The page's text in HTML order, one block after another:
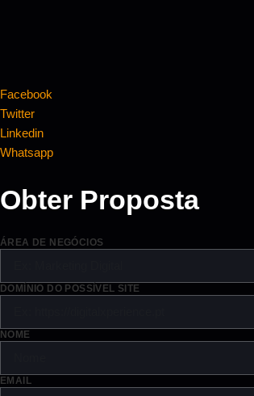
Facebook
Twitter
Linkedin
Whatsapp
Obter Proposta
ÁREA DE NEGÓCIOS
DOMÍNIO DO POSSÍVEL SITE
NOME
EMAIL